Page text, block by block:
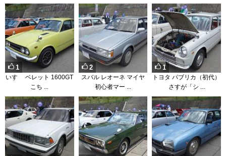
1
いすゞ ベレット 1600GT
こち ...
2
スバル レオーネ マイヤ
初心者マー ...
1
トヨタ パブリカ（初代）
さすが「シ ...